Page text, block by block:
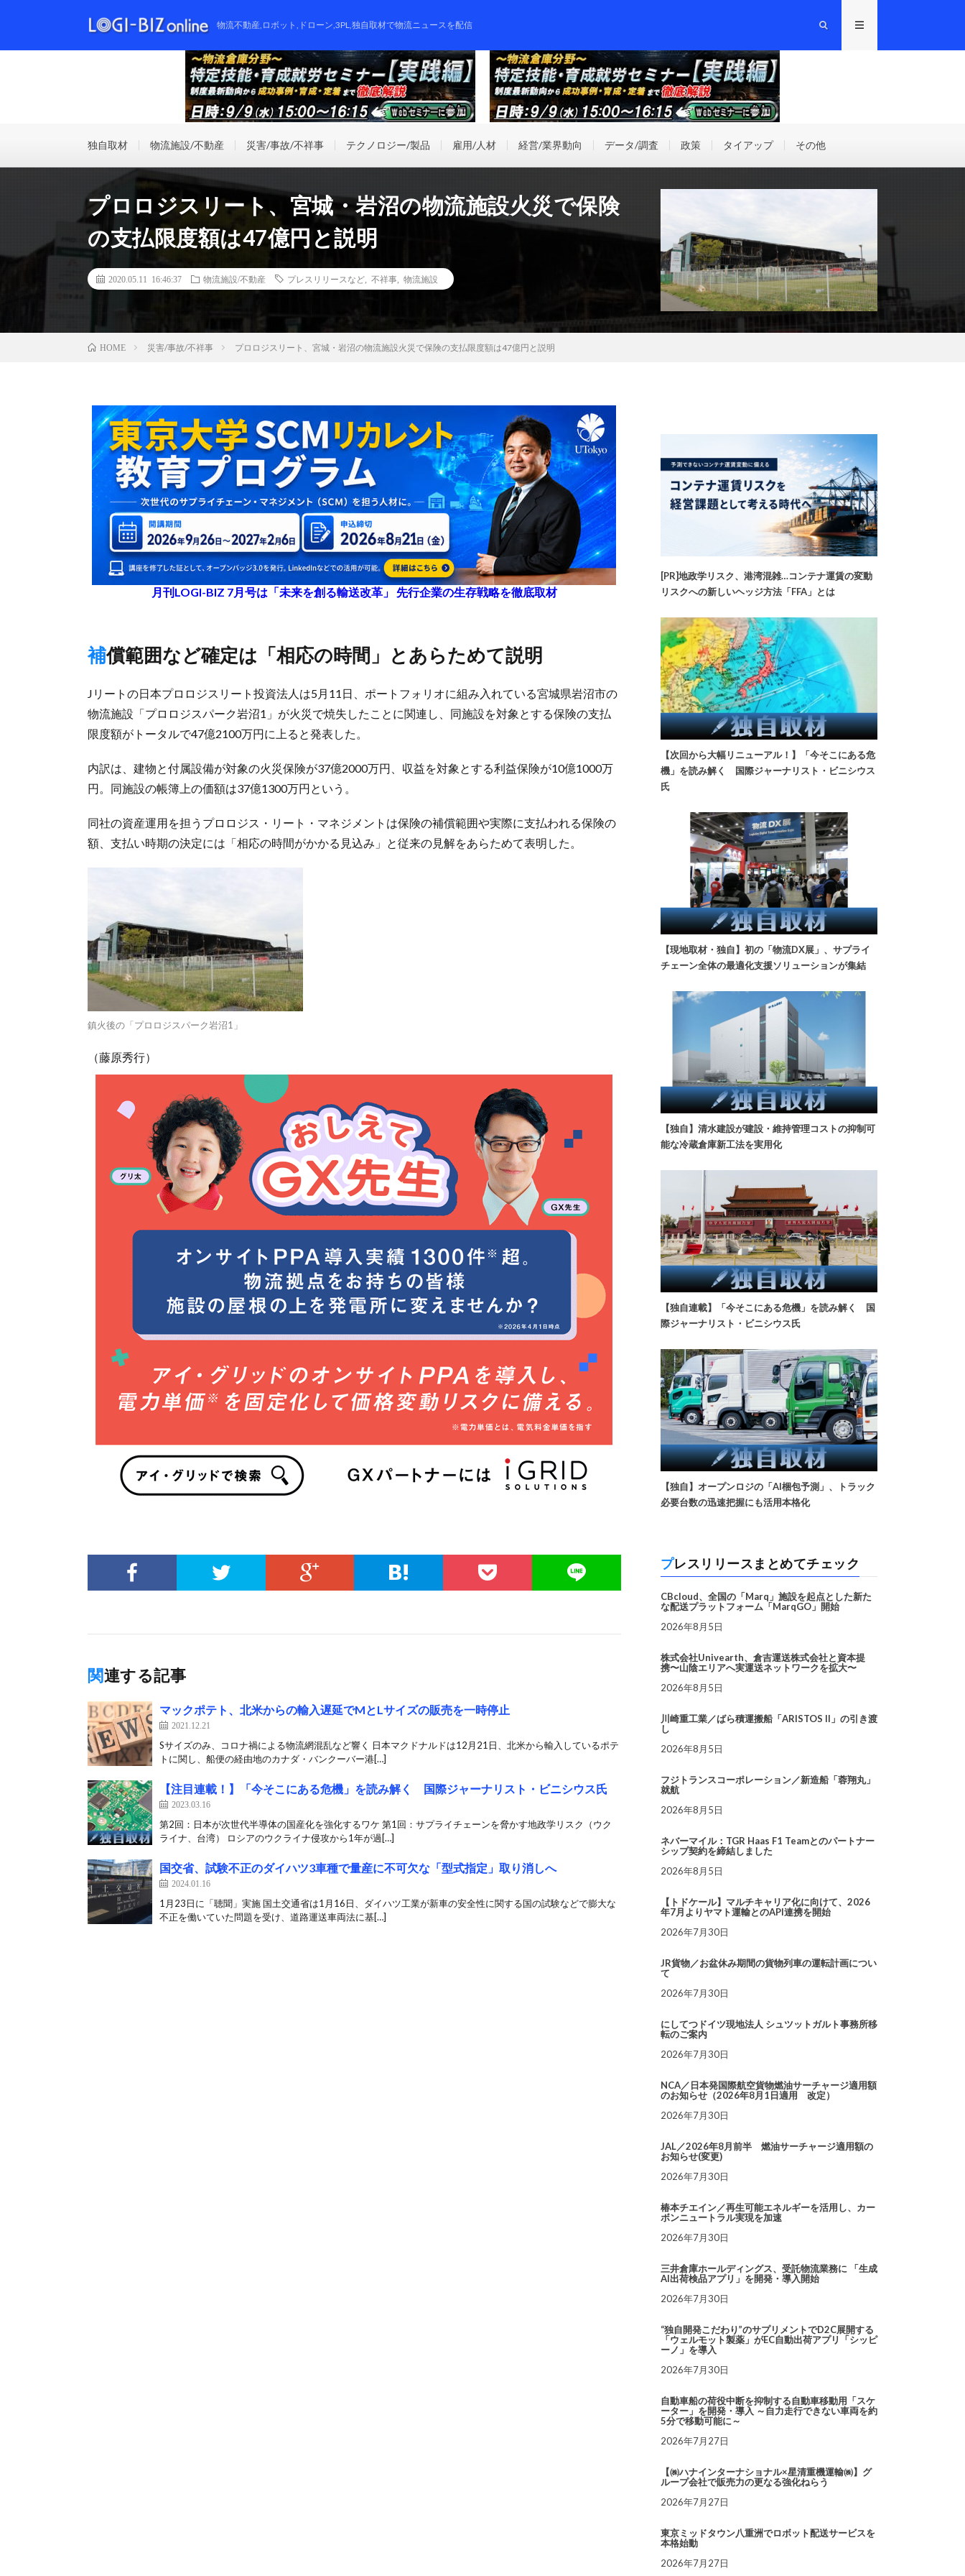
物流不動産,ロボット,ドローン,3PL,独自取材で物流ニュースを配信
独自取材 物流施設/不動産 災害/事故/不祥事 テクノロジー/製品 雇用/人材 経営/業界動向 データ/調査 政策 タイアップ その他
プロロジスリート、宮城・岩沼の物流施設火災で保険
の支払限度額は47億円と説明
2020.05.11 16:46:37 物流施設/不動産 プレスリリースなど 不祥事 物流施設
HOME 災害/事故/不祥事 プロロジスリート、宮城・岩沼の物流施設火災で保険の支払限度額は47億円と説明
月刊LOGI-BIZ 7月号は「未来を創る輸送改革」 先行企業の生存戦略を徹底取材
補償範囲など確定は「相応の時間」とあらためて説明
Jリートの日本プロロジスリート投資法人は5月11日、ポートフォリオに組み入れている宮城県岩沼市の
物流施設「プロロジスパーク岩沼1」が火災で焼失したことに関連し、同施設を対象とする保険の支払
限度額がトータルで47億2100万円に上ると発表した。
内訳は、建物と付属設備が対象の火災保険が37億2000万円、収益を対象とする利益保険が10億1000万
円。同施設の帳簿上の価額は37億1300万円という。
同社の資産運用を担うプロロジス・リート・マネジメントは保険の補償範囲や実際に支払われる保険の
額、支払い時期の決定には「相応の時間がかかる見込み」と従来の見解をあらためて表明した。
鎮火後の「プロロジスパーク岩沼1」
（藤原秀行）
関連する記事
マックポテト、北米からの輸入遅延でMとLサイズの販売を一時停止
2021.12.21
Sサイズのみ、コロナ禍による物流網混乱など響く 日本マクドナルドは12月21日、北米から輸入しているポテ
トに関し、船便の経由地のカナダ・バンクーバー港[…]
【注目連載！】「今そこにある危機」を読み解く 国際ジャーナリスト・ビニシウス氏
2023.03.16
第2回：日本が次世代半導体の国産化を強化するワケ 第1回：サプライチェーンを脅かす地政学リスク（ウク
ライナ、台湾） ロシアのウクライナ侵攻から1年が過[…]
国交省、試験不正のダイハツ3車種で量産に不可欠な「型式指定」取り消しへ
2024.01.16
1月23日に「聴聞」実施 国土交通省は1月16日、ダイハツ工業が新車の安全性に関する国の試験などで膨大な
不正を働いていた問題を受け、道路運送車両法に基[…]
[PR]地政学リスク、港湾混雑…コンテナ運賃の変動
リスクへの新しいヘッジ方法「FFA」とは
【次回から大幅リニューアル！】「今そこにある危
機」を読み解く 国際ジャーナリスト・ビニシウス
氏
【現地取材・独自】初の「物流DX展」、サプライ
チェーン全体の最適化支援ソリューションが集結
【独自】清水建設が建設・維持管理コストの抑制可
能な冷蔵倉庫新工法を実用化
【独自連載】「今そこにある危機」を読み解く 国
際ジャーナリスト・ビニシウス氏
【独自】オープンロジの「AI梱包予測」、トラック
必要台数の迅速把握にも活用本格化
プレスリリースまとめてチェック
CBcloud、全国の「Marq」施設を起点とした新た
な配送プラットフォーム「MarqGO」開始
2026年8月5日
株式会社Univearth、倉吉運送株式会社と資本提
携〜山陰エリアへ実運送ネットワークを拡大〜
2026年8月5日
川崎重工業／ばら積運搬船「ARISTOS II」の引き渡
し
2026年8月5日
フジトランスコーポレーション／新造船「蓉翔丸」
就航
2026年8月5日
ネバーマイル：TGR Haas F1 Teamとのパートナー
シップ契約を締結しました
2026年8月5日
【トドケール】マルチキャリア化に向けて、2026
年7月よりヤマト運輸とのAPI連携を開始
2026年7月30日
JR貨物／お盆休み期間の貨物列車の運転計画につい
て
2026年7月30日
にしてつドイツ現地法人 シュツットガルト事務所移
転のご案内
2026年7月30日
NCA／日本発国際航空貨物燃油サーチャージ適用額
のお知らせ（2026年8月1日適用 改定）
2026年7月30日
JAL／2026年8月前半 燃油サーチャージ適用額の
お知らせ(変更)
2026年7月30日
椿本チエイン／再生可能エネルギーを活用し、カー
ボンニュートラル実現を加速
2026年7月30日
三井倉庫ホールディングス、受託物流業務に 「生成
AI出荷検品アプリ」を開発・導入開始
2026年7月30日
“独自開発こだわり”のサプリメントでD2C展開する
「ウェルモット製薬」がEC自動出荷アプリ「シッピ
ーノ」を導入
2026年7月30日
自動車船の荷役中断を抑制する自動車移動用「スケ
ーター」を開発・導入 ～自力走行できない車両を約
5分で移動可能に～
2026年7月27日
【㈱ハナインターナショナル×星清重機運輸㈱】グ
ループ会社で販売力の更なる強化ねらう
2026年7月27日
東京ミッドタウン八重洲でロボット配送サービスを
本格始動
2026年7月27日